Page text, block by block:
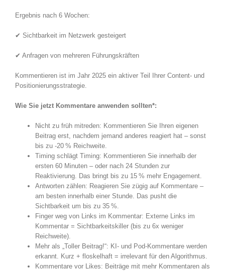
Ergebnis nach 6 Wochen:
✔ Sichtbarkeit im Netzwerk gesteigert
✔ Anfragen von mehreren Führungskräften
Kommentieren ist im Jahr 2025 ein aktiver Teil Ihrer Content- und
Positionierungsstrategie.
Wie Sie jetzt Kommentare anwenden sollten*:
Nicht zu früh mitreden: Kommentieren Sie Ihren eigenen
Beitrag erst, nachdem jemand anderes reagiert hat – sonst
bis zu -20 % Reichweite.
Timing schlägt Timing: Kommentieren Sie innerhalb der
ersten 60 Minuten – oder nach 24 Stunden zur
Reaktivierung. Das bringt bis zu 15 % mehr Engagement.
Antworten zählen: Reagieren Sie zügig auf Kommentare –
am besten innerhalb einer Stunde. Das pusht die
Sichtbarkeit um bis zu 35 %.
Finger weg von Links im Kommentar: Externe Links im
Kommentar = Sichtbarkeitskiller (bis zu 6x weniger
Reichweite).
Mehr als „Toller Beitrag!“: KI- und Pod-Kommentare werden
erkannt. Kurz + floskelhaft = irrelevant für den Algorithmus.
Kommentare vor Likes: Beiträge mit mehr Kommentaren als